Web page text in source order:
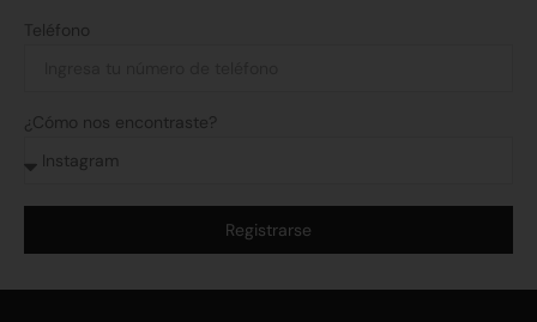
Teléfono
¿Cómo nos encontraste?
Registrarse